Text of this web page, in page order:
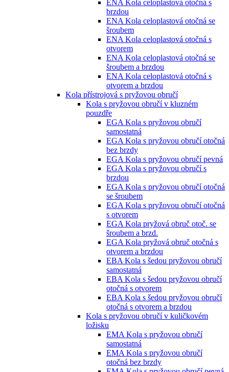
ENA Kola celoplastová otočná s
brzdou
ENA Kola celoplastová otočná se
šroubem
ENA Kola celoplastová otočná s
otvorem
ENA Kola celoplastová otočná se
šroubem a brzdou
ENA Kola celoplastová otočná s
otvorem a brzdou
Kola přístrojová s pryžovou obručí
Kola s pryžovou obručí v kluzném
pouzdře
EGA Kola s pryžovou obručí
samostatná
EGA Kola s pryžovou obručí otočná
bez brzdy
EGA Kola s pryžovou obručí pevná
EGA Kola s pryžovou obručí s
brzdou
EGA Kola s pryžovou obručí otočná
se šroubem
EGA Kola s pryžovou obručí otočná
s otvorem
EGA Kola pryžová obruč otoč. se
šroubem a brzd.
EGA Kola pryžová obruč otočná s
otvorem a brzdou
EBA Kola s šedou pryžovou obručí
samostatná
EBA Kola s šedou pryžovou obručí
otočná s otvorem
EBA Kola s šedou pryžovou obručí
otočná s otvorem a brzdou
Kola s pryžovou obručí v kuličkovém
ložisku
EMA Kola s pryžovou obručí
samostatná
EMA Kola s pryžovou obručí
otočná bez brzdy